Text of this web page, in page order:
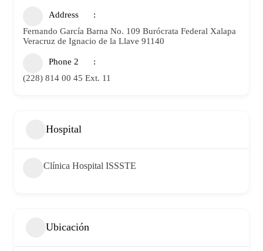
Address
Fernando García Barna No. 109 Burócrata Federal Xalapa
Veracruz de Ignacio de la Llave 91140
Phone 2
(228) 814 00 45 Ext. 11
Hospital
Clínica Hospital ISSSTE
Ubicación